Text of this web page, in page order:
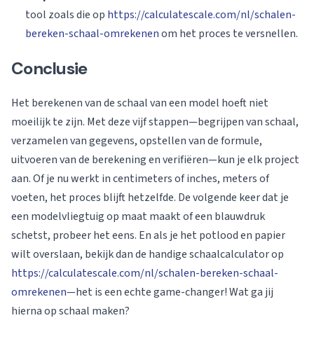
tool zoals die op https://calculatescale.com/nl/schalen-
bereken-schaal-omrekenenom het proces te versnellen.
Conclusie
Het berekenen van de schaal van een model hoeft niet
moeilijk te zijn. Met deze vijf stappen—begrijpen van schaal,
verzamelen van gegevens, opstellen van de formule,
uitvoeren van de berekening en verifiëren—kun je elk project
aan. Of je nu werkt in centimeters of inches, meters of
voeten, het proces blijft hetzelfde. De volgende keer dat je
een modelvliegtuig op maat maakt of een blauwdruk
schetst, probeer het eens. En als je het potlood en papier
wilt overslaan, bekijk dan de handige schaalcalculator op
https://calculatescale.com/nl/schalen-bereken-schaal-
omrekenen—het is een echte game-changer! Wat ga jij
hierna op schaal maken?